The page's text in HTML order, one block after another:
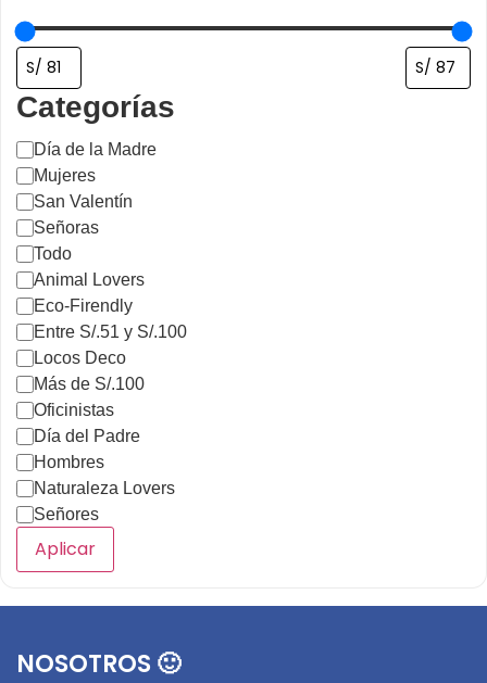
Categorías
Día de la Madre
Mujeres
San Valentín
Señoras
Todo
Animal Lovers
Eco-Firendly
Entre S/.51 y S/.100
Locos Deco
Más de S/.100
Oficinistas
Día del Padre
Hombres
Naturaleza Lovers
Señores
Aplicar
NOSOTROS 🙂